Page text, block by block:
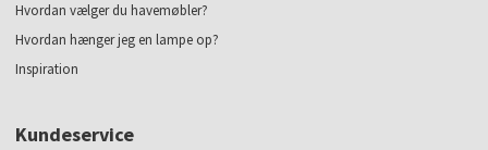
Hvordan vælger du havemøbler?
Hvordan hænger jeg en lampe op?
Inspiration
Kundeservice